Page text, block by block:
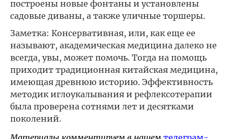
построены новые фонтаны и установлены
садовые диваны, а также уличные торшеры.
Заметка: Консервативная, или, как еще ее
называют, академическая медицина далеко не
всегда, увы, может помочь. Тогда на помощь
приходит традиционная китайская медицина,
имеющая древнюю историю. Эффективность
методик иглоукалывания и рефлексотерапии
была проверена сотнями лет и десятками
поколений.